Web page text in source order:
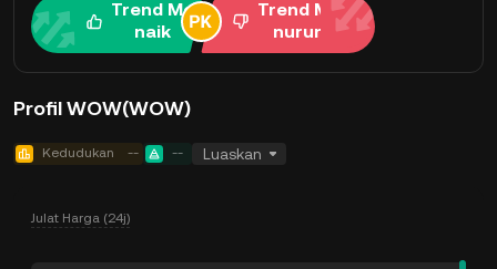
Trend Me
naik
Trend Me
nurun
Profil WOW(WOW)
Kedudukan -- -- Luaskan
Julat Harga (24j)